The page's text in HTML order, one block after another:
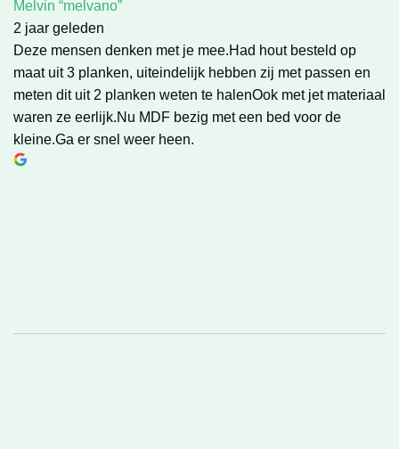
Melvin “melvano”
2 jaar geleden
Deze mensen denken met je mee.Had hout besteld op
maat uit 3 planken, uiteindelijk hebben zij met passen en
meten dit uit 2 planken weten te halenOok met jet materiaal
waren ze eerlijk.Nu MDF bezig met een bed voor de
kleine.Ga er snel weer heen.